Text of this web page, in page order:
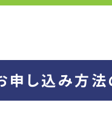
申し込み方法